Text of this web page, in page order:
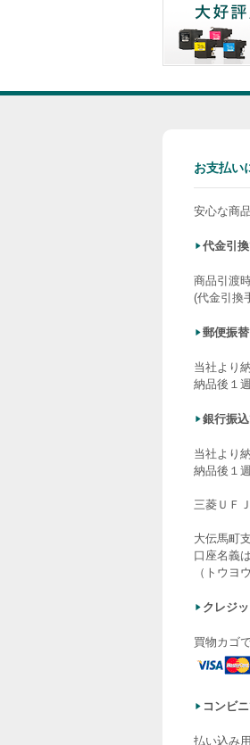
お支払い
安心な商
代金引
商品引渡
(代金引換
郵便振
当社より
納品後１
銀行振
当社より
納品後１
三菱ＵＦ
大伝馬町
口座名義
（トウヨ
クレジ
買物カゴ
コンビ
払い込み